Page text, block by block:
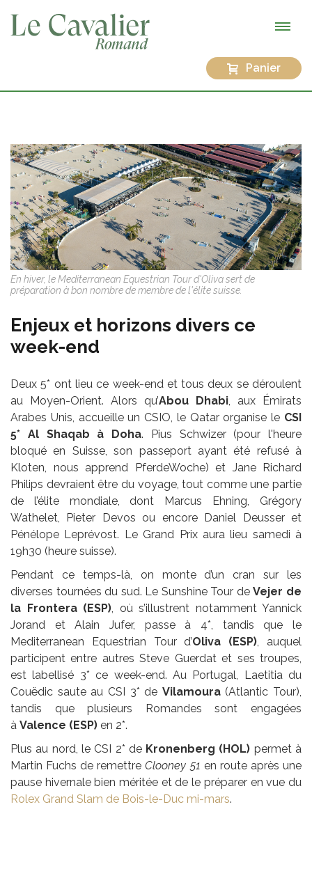
Panier
En hiver, le Mediterranean Equestrian Tour d'Oliva sert de
préparation à bon nombre de membre de l'élite suisse.
Enjeux et horizons divers ce
week-end
Deux 5* ont lieu ce week-end et tous deux se déroulent
au Moyen-Orient. Alors qu’Abou Dhabi, aux Émirats
Arabes Unis, accueille un CSIO, le Qatar organise le CSI
5* Al Shaqab à Doha. Pius Schwizer (pour l'heure
bloqué en Suisse, son passeport ayant été refusé à
Kloten, nous apprend PferdeWoche) et Jane Richard
Philips devraient être du voyage, tout comme une partie
de l’élite mondiale, dont Marcus Ehning, Grégory
Wathelet, Pieter Devos ou encore Daniel Deusser et
Pénélope Leprévost. Le Grand Prix aura lieu samedi à
19h30 (heure suisse).
Pendant ce temps-là, on monte d’un cran sur les
diverses tournées du sud. Le Sunshine Tour deVejer de
la Frontera (ESP), où s’illustrent notamment Yannick
Jorand et Alain Jufer, passe à 4*, tandis que le
Mediterranean Equestrian Tour d’Oliva (ESP), auquel
participent entre autres Steve Guerdat et ses troupes,
est labellisé 3* ce week-end. Au Portugal, Laetitia du
Couëdic saute au CSI 3* de Vilamoura(Atlantic Tour),
tandis que plusieurs Romandes sont engagées
à Valence (ESP) en 2*.
Plus au nord, le CSI 2* deKronenberg (HOL) permet à
Martin Fuchs de remettreClooney 51 en route après une
pause hivernale bien méritée et de le préparer en vue du
Rolex Grand Slam de Bois-le-Duc mi-mars.